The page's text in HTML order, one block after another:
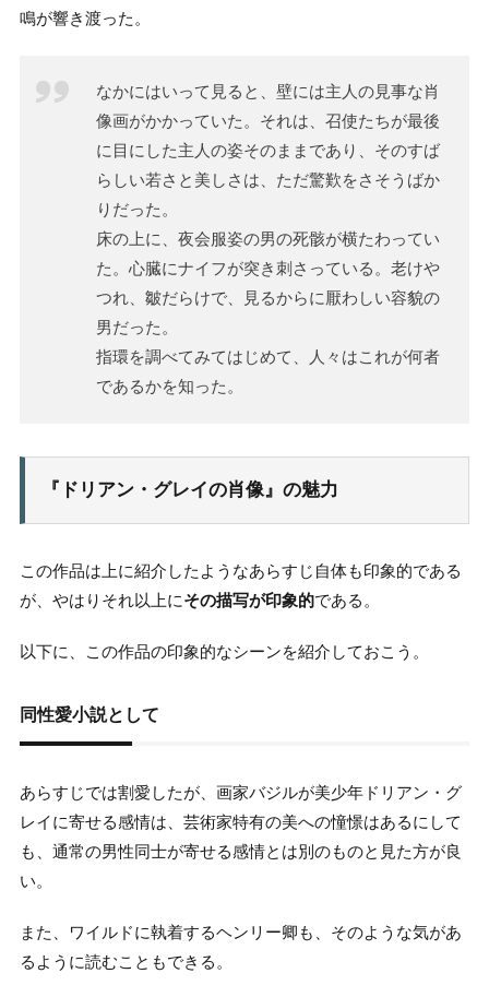
鳴が響き渡った。
なかにはいって見ると、壁には主人の見事な肖
像画がかかっていた。それは、召使たちが最後
に目にした主人の姿そのままであり、そのすば
らしい若さと美しさは、ただ驚歎をさそうばか
りだった。
床の上に、夜会服姿の男の死骸が横たわってい
た。心臓にナイフが突き刺さっている。老けや
つれ、皺だらけで、見るからに厭わしい容貌の
男だった。
指環を調べてみてはじめて、人々はこれが何者
であるかを知った。
『ドリアン・グレイの肖像』の魅力
この作品は上に紹介したようなあらすじ自体も印象的である
が、やはりそれ以上にその描写が印象的である。
以下に、この作品の印象的なシーンを紹介しておこう。
同性愛小説として
あらすじでは割愛したが、画家バジルが美少年ドリアン・グ
レイに寄せる感情は、芸術家特有の美への憧憬はあるにして
も、通常の男性同士が寄せる感情とは別のものと見た方が良
い。
また、ワイルドに執着するヘンリー卿も、そのような気があ
るように読むこともできる。